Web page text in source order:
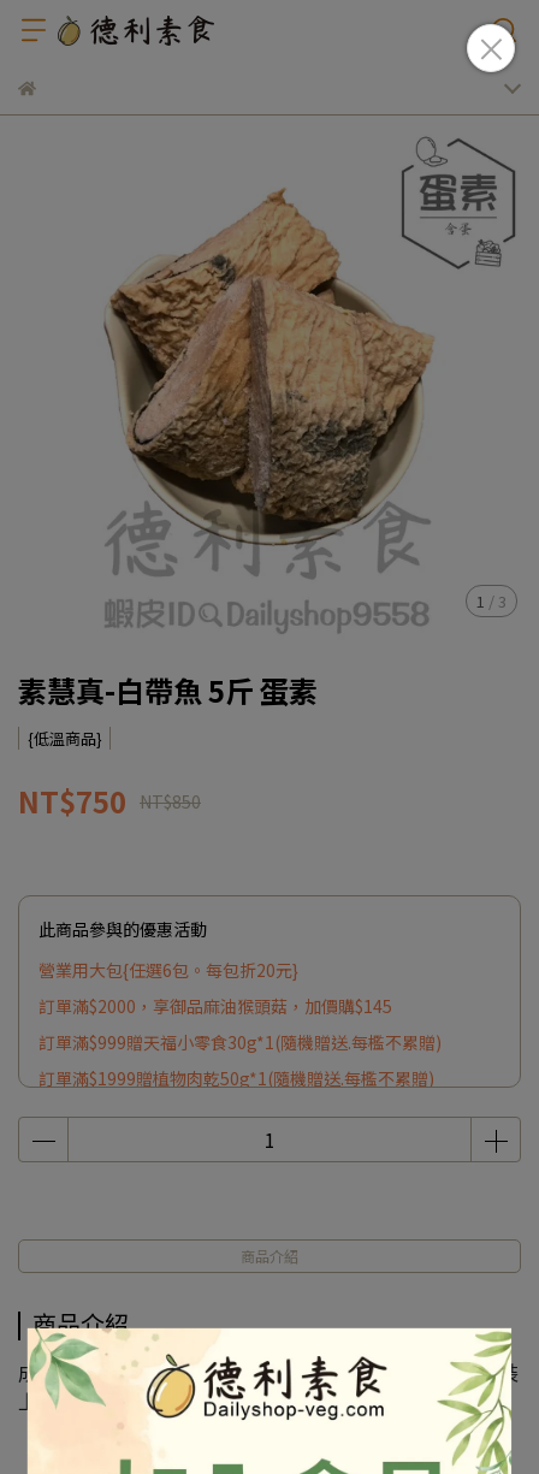
1 / 3
素慧真-白帶魚 5斤 蛋素
{低溫商品}
NT$750 NT$850
此商品參與的優惠活動
營業用大包{任選6包。每包折20元}
訂單滿$2000，享御品麻油猴頭菇，加價購$145
訂單滿$999贈天福小零食30g*1(隨機贈送.每檻不累贈)
訂單滿$1999贈植物肉乾50g*1(隨機贈送.每檻不累贈)
商品介紹
商品介紹
成份及營養標示如圖所示，若與圖片有差異時，以實際包裝
上標示為準